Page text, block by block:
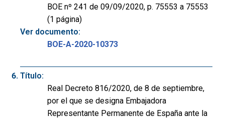
BOE nº 241 de 09/09/2020, p. 75553 a 75553
(1 página)
Ver documento:
BOE-A-2020-10373
Título:
Real Decreto 816/2020, de 8 de septiembre,
por el que se designa Embajadora
Representante Permanente de España ante la